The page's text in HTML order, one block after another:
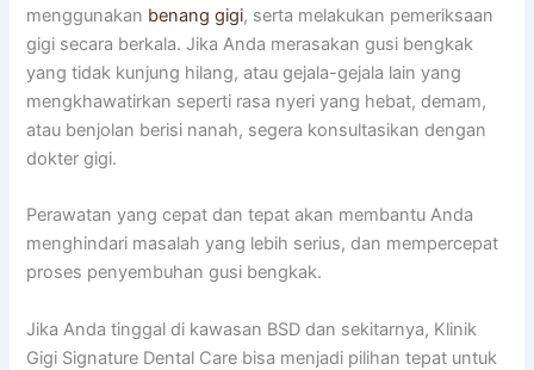
menggunakan benang gigi, serta melakukan pemeriksaan
gigi secara berkala. Jika Anda merasakan gusi bengkak
yang tidak kunjung hilang, atau gejala-gejala lain yang
mengkhawatirkan seperti rasa nyeri yang hebat, demam,
atau benjolan berisi nanah, segera konsultasikan dengan
dokter gigi.
Perawatan yang cepat dan tepat akan membantu Anda
menghindari masalah yang lebih serius, dan mempercepat
proses penyembuhan gusi bengkak.
Jika Anda tinggal di kawasan BSD dan sekitarnya, Klinik
Gigi Signature Dental Care bisa menjadi pilihan tepat untuk